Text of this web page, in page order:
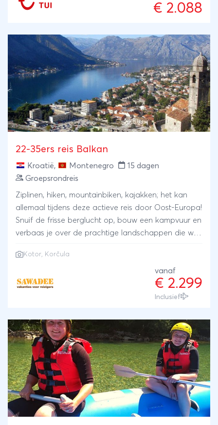
€ 2.088
22-35ers reis Balkan
Kroatië, Montenegro
15 dagen
Groepsrondreis
Ziplinen, hiken, mountainbiken, kajakken; het kan
allemaal tijdens deze actieve reis door Oost-Europa!
Snuif de frisse berglucht op, bouw een kampvuur en
verbaas je over de prachtige landschappen die we
wandelen door nationale parken en we zwemmen in
de Adriatische zee. In Korcula, dat bekend staat als
één van de mooiste eilanden ter wereld, verblijven
we maar liefst vier nachten. Onder het genot van
Dubrovnik. Cheers!
Kotor, Korčula
vanaf
€ 2.299
Inclusief